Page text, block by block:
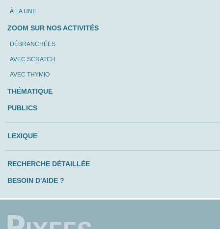
À LA UNE
ZOOM SUR NOS ACTIVITÉS
DÉBRANCHÉES
AVEC SCRATCH
AVEC THYMIO
THÉMATIQUE
PUBLICS
LEXIQUE
RECHERCHE DÉTAILLÉE
BESOIN D'AIDE ?